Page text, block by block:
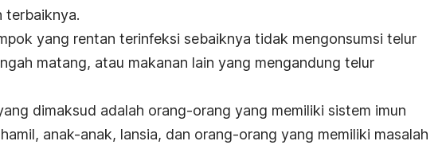
terbaiknya.
yang rentan terinfeksi sebaiknya tidak mengonsumsi telur
matang, atau makanan lain yang mengandung telur
dimaksud adalah orang-orang yang memiliki sistem imun
anak-anak, lansia, dan orang-orang yang memiliki masalah